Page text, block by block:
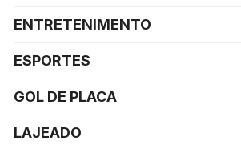
ENTRETENIMENTO
ESPORTES
GOL DE PLACA
LAJEADO